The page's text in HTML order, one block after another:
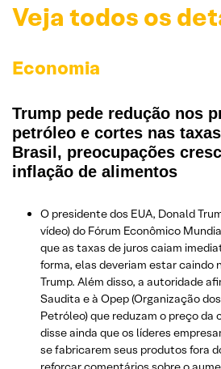
Veja todos os
Economia
Trump pede redução nos
petróleo e cortes nas
Brasil, preocupações
inflação de alimentos
O presidente dos EUA, Donald
vídeo) do Fórum Econômico
que as taxas de juros caiam
forma, elas deveriam estar caindo
Trump. Além disso, a autoridade
Saudita e à Opep (Organização
Petróleo) que reduzam o preço da
disse ainda que os líderes
se fabricarem seus produtos fora